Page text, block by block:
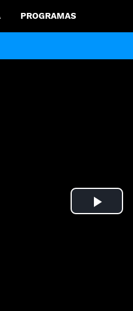
PROGRAMAS
Play